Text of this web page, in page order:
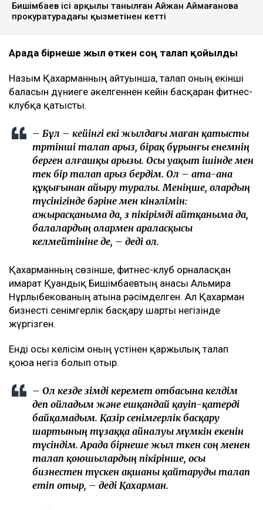
Бишімбаев ісі арқылы танылған Айжан Аймағанова
прокуратурадағы қызметінен кетті
Арада бірнеше жыл өткен соң талап қойылды
Назым Қахарманның айтуынша, талап оның екінші
баласын дүниеге әкелгеннен кейін басқарған фитнес-
клубқа қатысты.
– Бұл – кейінгі екі жылдағы маған қатысты
төртінші талап арыз, бірақ бұрынғы енемнің
берген алғашқы арызы. Осы уақыт ішінде мен
тек бір талап арыз бердім. Ол – ата-ана
құқығынан айыру туралы. Меніңше, олардың
түсінігінде бәріне мен кінәлімін:
ажырасқаныма да, өз пікірімді айтқаныма да,
балалардың олармен араласқысы
келмейтініне де, – деді ол.
Қахарманның сөзінше, фитнес-клуб орналасқан
ғимарат Қуандық Бишімбаевтың анасы Альмира
Нұрлыбекованың атына рәсімделген. Ал Қахарман
бизнесті сенімгерлік басқару шарты негізінде
жүргізген.
Енді осы келісім оның үстінен қаржылық талап
қоюға негіз болып отыр.
– Ол кезде өзімді керемет отбасына келдім
деп ойладым және ешқандай қауіп-қатерді
байқамадым. Қазір сенімгерлік басқару
шартының тұзаққа айналуы мүмкін екенін
түсіндім. Арада бірнеше жыл өткен соң менен
талап қоюшылардың пікірінше, осы
бизнестен түскен ақшаны қайтаруды талап
етіп отыр, – деді Қахарман.